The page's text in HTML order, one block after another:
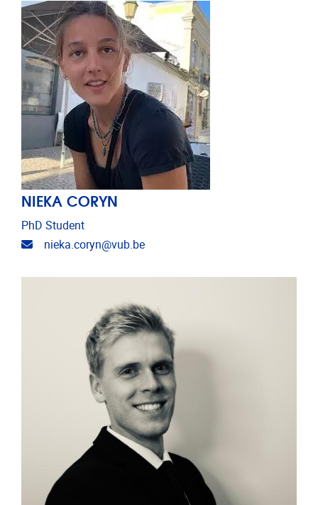
NIEKA CORYN
PhD Student
E-mailadres
nieka.coryn@vub.be